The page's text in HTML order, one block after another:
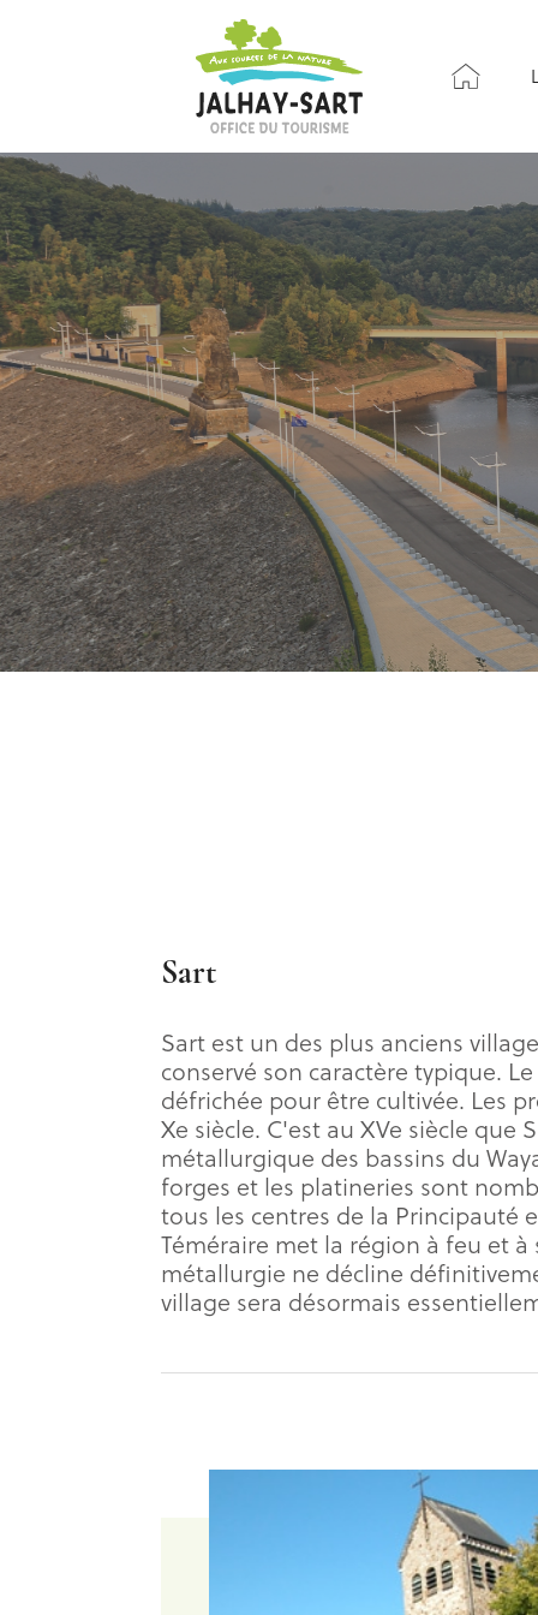
Sart
Sart est un des plus anciens
conservé son caractère typique.
défrichée pour être cultivée. Les
Xe siècle. C'est au XVe siècle que
métallurgique des bassins du
forges et les platineries sont
tous les centres de la Principauté
Téméraire met la région à feu et
métallurgie ne décline
village sera désormais